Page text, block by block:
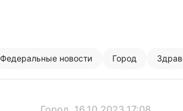
Федеральные новости Город